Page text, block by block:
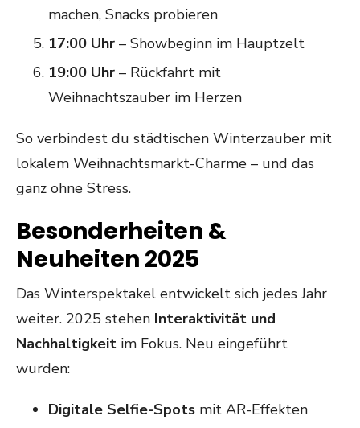
machen, Snacks probieren
17:00 Uhr – Showbeginn im Hauptzelt
19:00 Uhr – Rückfahrt mit
Weihnachtszauber im Herzen
So verbindest du städtischen Winterzauber mit
lokalem Weihnachtsmarkt-Charme – und das
ganz ohne Stress.
Besonderheiten &
Neuheiten 2025
Das Winterspektakel entwickelt sich jedes Jahr
weiter. 2025 stehen Interaktivität und
Nachhaltigkeit im Fokus. Neu eingeführt
wurden:
Digitale Selfie-Spots mit AR-Effekten